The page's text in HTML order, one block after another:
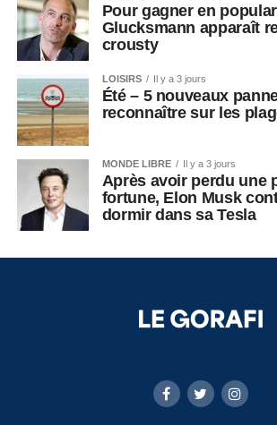
Pour gagner en
Glucksmann apparaît
crousty
LOISIRS Il y a 3 jours
Été – 5 nouveaux
reconnaître sur les
MONDE LIBRE Il y a 3 jours
Après avoir perdu une
fortune, Elon Musk
dormir dans sa Tesla